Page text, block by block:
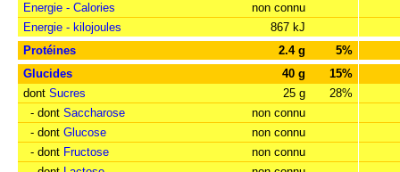
Energie - Calories
non connu
Energie - kilojoules
867 kJ
Protéines
2.4 g
5%
Glucides
40 g
15%
dont Sucres 25 g
28%
- dont Saccharose
non connu
- dont Glucose
non connu
- dont Fructose
non connu